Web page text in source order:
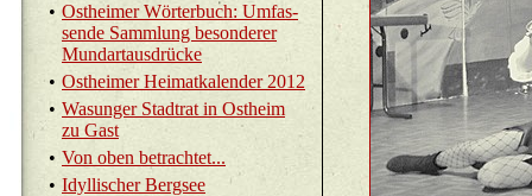
• Ost­hei­mer Wör­ter­buch: Um­fas­
sen­de Samm­lung be­son­de­rer
Mund­ar­t­aus­drü­cke
• Ost­hei­mer Hei­mat­ka­len­der 2012
• Wasun­ger Stadt­rat in Ost­heim
zu Gast
• Von oben be­trach­tet...
• Idyl­li­scher Berg­see